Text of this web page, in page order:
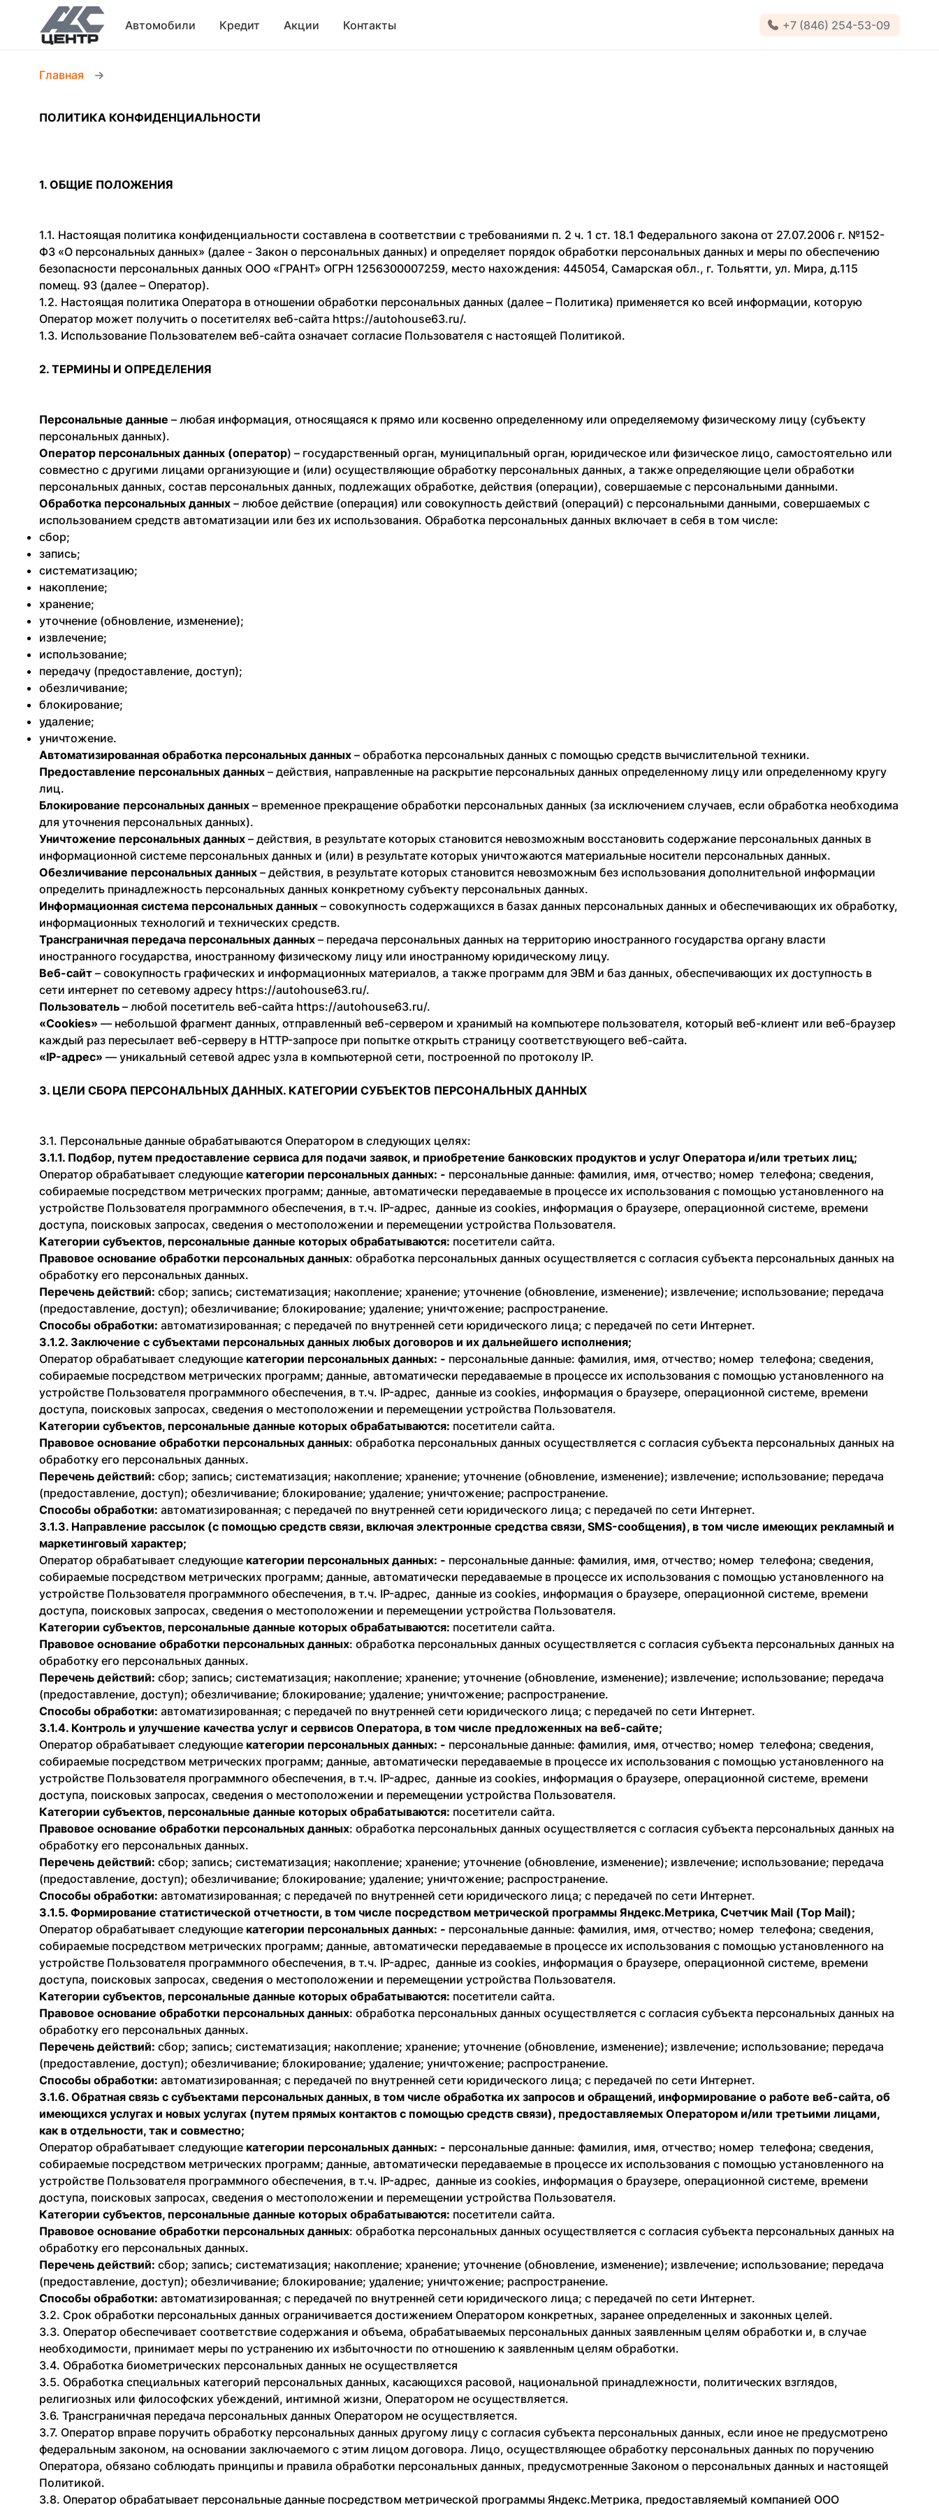
Автомобили Кредит Акции Контакты +7 (846) 254-53-09
Главная
ПОЛИТИКА КОНФИДЕНЦИАЛЬНОСТИ
1. ОБЩИЕ ПОЛОЖЕНИЯ
1.1. Настоящая политика конфиденциальности составлена в соответствии с требованиями п. 2 ч. 1 ст. 18.1 Федерального закона от 27.07.2006 г. №152-
ФЗ «О персональных данных» (далее - Закон о персональных данных) и определяет порядок обработки персональных данных и меры по обеспечению
безопасности персональных данных ООО «ГРАНТ» ОГРН 1256300007259, место нахождения: 445054, Самарская обл., г. Тольятти, ул. Мира, д.115
помещ. 93 (далее – Оператор).
1.2. Настоящая политика Оператора в отношении обработки персональных данных (далее – Политика) применяется ко всей информации, которую
Оператор может получить о посетителях веб-сайта https://autohouse63.ru/.
1.3. Использование Пользователем веб-сайта означает согласие Пользователя с настоящей Политикой.
2. ТЕРМИНЫ И ОПРЕДЕЛЕНИЯ
Персональные данные – любая информация, относящаяся к прямо или косвенно определенному или определяемому физическому лицу (субъекту
персональных данных).
Оператор персональных данных (оператор) – государственный орган, муниципальный орган, юридическое или физическое лицо, самостоятельно или
совместно с другими лицами организующие и (или) осуществляющие обработку персональных данных, а также определяющие цели обработки
персональных данных, состав персональных данных, подлежащих обработке, действия (операции), совершаемые с персональными данными.
Обработка персональных данных – любое действие (операция) или совокупность действий (операций) с персональными данными, совершаемых с
использованием средств автоматизации или без их использования. Обработка персональных данных включает в себя в том числе:
сбор;
запись;
систематизацию;
накопление;
хранение;
уточнение (обновление, изменение);
извлечение;
использование;
передачу (предоставление, доступ);
обезличивание;
блокирование;
удаление;
уничтожение.
Автоматизированная обработка персональных данных – обработка персональных данных с помощью средств вычислительной техники.
Предоставление персональных данных – действия, направленные на раскрытие персональных данных определенному лицу или определенному кругу
лиц.
Блокирование персональных данных – временное прекращение обработки персональных данных (за исключением случаев, если обработка необходима
для уточнения персональных данных).
Уничтожение персональных данных – действия, в результате которых становится невозможным восстановить содержание персональных данных в
информационной системе персональных данных и (или) в результате которых уничтожаются материальные носители персональных данных.
Обезличивание персональных данных – действия, в результате которых становится невозможным без использования дополнительной информации
определить принадлежность персональных данных конкретному субъекту персональных данных.
Информационная система персональных данных – совокупность содержащихся в базах данных персональных данных и обеспечивающих их обработку,
информационных технологий и технических средств.
Трансграничная передача персональных данных – передача персональных данных на территорию иностранного государства органу власти
иностранного государства, иностранному физическому лицу или иностранному юридическому лицу.
Веб-сайт – совокупность графических и информационных материалов, а также программ для ЭВМ и баз данных, обеспечивающих их доступность в
сети интернет по сетевому адресу https://autohouse63.ru/.
Пользователь – любой посетитель веб-сайта https://autohouse63.ru/.
«Cookies» — небольшой фрагмент данных, отправленный веб-сервером и хранимый на компьютере пользователя, который веб-клиент или веб-браузер
каждый раз пересылает веб-серверу в HTTP-запросе при попытке открыть страницу соответствующего веб-сайта.
«IP-адрес» — уникальный сетевой адрес узла в компьютерной сети, построенной по протоколу IP.
3. ЦЕЛИ СБОРА ПЕРСОНАЛЬНЫХ ДАННЫХ. КАТЕГОРИИ СУБЪЕКТОВ ПЕРСОНАЛЬНЫХ ДАННЫХ
3.1. Персональные данные обрабатываются Оператором в следующих целях:
3.1.1. Подбор, путем предоставление сервиса для подачи заявок, и приобретение банковских продуктов и услуг Оператора и/или третьих лиц;
Оператор обрабатывает следующие категории персональных данных: - персональные данные: фамилия, имя, отчество; номер телефона; сведения,
собираемые посредством метрических программ; данные, автоматически передаваемые в процессе их использования с помощью установленного на
устройстве Пользователя программного обеспечения, в т.ч. IP-адрес, данные из cookies, информация о браузере, операционной системе, времени
доступа, поисковых запросах, сведения о местоположении и перемещении устройства Пользователя.
Категории субъектов, персональные данные которых обрабатываются: посетители сайта.
Правовое основание обработки персональных данных: обработка персональных данных осуществляется с согласия субъекта персональных данных на
обработку его персональных данных.
Перечень действий: сбор; запись; систематизация; накопление; хранение; уточнение (обновление, изменение); извлечение; использование; передача
(предоставление, доступ); обезличивание; блокирование; удаление; уничтожение; распространение.
Способы обработки: автоматизированная; с передачей по внутренней сети юридического лица; с передачей по сети Интернет.
3.1.2. Заключение с субъектами персональных данных любых договоров и их дальнейшего исполнения;
Оператор обрабатывает следующие категории персональных данных: - персональные данные: фамилия, имя, отчество; номер телефона; сведения,
собираемые посредством метрических программ; данные, автоматически передаваемые в процессе их использования с помощью установленного на
устройстве Пользователя программного обеспечения, в т.ч. IP-адрес, данные из cookies, информация о браузере, операционной системе, времени
доступа, поисковых запросах, сведения о местоположении и перемещении устройства Пользователя.
Категории субъектов, персональные данные которых обрабатываются: посетители сайта.
Правовое основание обработки персональных данных: обработка персональных данных осуществляется с согласия субъекта персональных данных на
обработку его персональных данных.
Перечень действий: сбор; запись; систематизация; накопление; хранение; уточнение (обновление, изменение); извлечение; использование; передача
(предоставление, доступ); обезличивание; блокирование; удаление; уничтожение; распространение.
Способы обработки: автоматизированная; с передачей по внутренней сети юридического лица; с передачей по сети Интернет.
3.1.3. Направление рассылок (с помощью средств связи, включая электронные средства связи, SMS-сообщения), в том числе имеющих рекламный и
маркетинговый характер;
Оператор обрабатывает следующие категории персональных данных: - персональные данные: фамилия, имя, отчество; номер телефона; сведения,
собираемые посредством метрических программ; данные, автоматически передаваемые в процессе их использования с помощью установленного на
устройстве Пользователя программного обеспечения, в т.ч. IP-адрес, данные из cookies, информация о браузере, операционной системе, времени
доступа, поисковых запросах, сведения о местоположении и перемещении устройства Пользователя.
Категории субъектов, персональные данные которых обрабатываются: посетители сайта.
Правовое основание обработки персональных данных: обработка персональных данных осуществляется с согласия субъекта персональных данных на
обработку его персональных данных.
Перечень действий: сбор; запись; систематизация; накопление; хранение; уточнение (обновление, изменение); извлечение; использование; передача
(предоставление, доступ); обезличивание; блокирование; удаление; уничтожение; распространение.
Способы обработки: автоматизированная; с передачей по внутренней сети юридического лица; с передачей по сети Интернет.
3.1.4. Контроль и улучшение качества услуг и сервисов Оператора, в том числе предложенных на веб-сайте;
Оператор обрабатывает следующие категории персональных данных: - персональные данные: фамилия, имя, отчество; номер телефона; сведения,
собираемые посредством метрических программ; данные, автоматически передаваемые в процессе их использования с помощью установленного на
устройстве Пользователя программного обеспечения, в т.ч. IP-адрес, данные из cookies, информация о браузере, операционной системе, времени
доступа, поисковых запросах, сведения о местоположении и перемещении устройства Пользователя.
Категории субъектов, персональные данные которых обрабатываются: посетители сайта.
Правовое основание обработки персональных данных: обработка персональных данных осуществляется с согласия субъекта персональных данных на
обработку его персональных данных.
Перечень действий: сбор; запись; систематизация; накопление; хранение; уточнение (обновление, изменение); извлечение; использование; передача
(предоставление, доступ); обезличивание; блокирование; удаление; уничтожение; распространение.
Способы обработки: автоматизированная; с передачей по внутренней сети юридического лица; с передачей по сети Интернет.
3.1.5. Формирование статистической отчетности, в том числе посредством метрической программы Яндекс.Метрика, Счетчик Mail (Top Mail);
Оператор обрабатывает следующие категории персональных данных: - персональные данные: фамилия, имя, отчество; номер телефона; сведения,
собираемые посредством метрических программ; данные, автоматически передаваемые в процессе их использования с помощью установленного на
устройстве Пользователя программного обеспечения, в т.ч. IP-адрес, данные из cookies, информация о браузере, операционной системе, времени
доступа, поисковых запросах, сведения о местоположении и перемещении устройства Пользователя.
Категории субъектов, персональные данные которых обрабатываются: посетители сайта.
Правовое основание обработки персональных данных: обработка персональных данных осуществляется с согласия субъекта персональных данных на
обработку его персональных данных.
Перечень действий: сбор; запись; систематизация; накопление; хранение; уточнение (обновление, изменение); извлечение; использование; передача
(предоставление, доступ); обезличивание; блокирование; удаление; уничтожение; распространение.
Способы обработки: автоматизированная; с передачей по внутренней сети юридического лица; с передачей по сети Интернет.
3.1.6. Обратная связь с субъектами персональных данных, в том числе обработка их запросов и обращений, информирование о работе веб-сайта, об
имеющихся услугах и новых услугах (путем прямых контактов с помощью средств связи), предоставляемых Оператором и/или третьими лицами,
как в отдельности, так и совместно;
Оператор обрабатывает следующие категории персональных данных: - персональные данные: фамилия, имя, отчество; номер телефона; сведения,
собираемые посредством метрических программ; данные, автоматически передаваемые в процессе их использования с помощью установленного на
устройстве Пользователя программного обеспечения, в т.ч. IP-адрес, данные из cookies, информация о браузере, операционной системе, времени
доступа, поисковых запросах, сведения о местоположении и перемещении устройства Пользователя.
Категории субъектов, персональные данные которых обрабатываются: посетители сайта.
Правовое основание обработки персональных данных: обработка персональных данных осуществляется с согласия субъекта персональных данных на
обработку его персональных данных.
Перечень действий: сбор; запись; систематизация; накопление; хранение; уточнение (обновление, изменение); извлечение; использование; передача
(предоставление, доступ); обезличивание; блокирование; удаление; уничтожение; распространение.
Способы обработки: автоматизированная; с передачей по внутренней сети юридического лица; с передачей по сети Интернет.
3.2. Срок обработки персональных данных ограничивается достижением Оператором конкретных, заранее определенных и законных целей.
3.3. Оператор обеспечивает соответствие содержания и объема, обрабатываемых персональных данных заявленным целям обработки и, в случае
необходимости, принимает меры по устранению их избыточности по отношению к заявленным целям обработки.
3.4. Обработка биометрических персональных данных не осуществляется
3.5. Обработка специальных категорий персональных данных, касающихся расовой, национальной принадлежности, политических взглядов,
религиозных или философских убеждений, интимной жизни, Оператором не осуществляется.
3.6. Трансграничная передача персональных данных Оператором не осуществляется.
3.7. Оператор вправе поручить обработку персональных данных другому лицу с согласия субъекта персональных данных, если иное не предусмотрено
федеральным законом, на основании заключаемого с этим лицом договора. Лицо, осуществляющее обработку персональных данных по поручению
Оператора, обязано соблюдать принципы и правила обработки персональных данных, предусмотренные Законом о персональных данных и настоящей
Политикой.
3.8. Оператор обрабатывает персональные данные посредством метрической программы Яндекс.Метрика, предоставляемый компанией ООО